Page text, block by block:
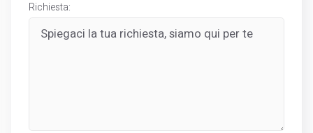
Richiesta: